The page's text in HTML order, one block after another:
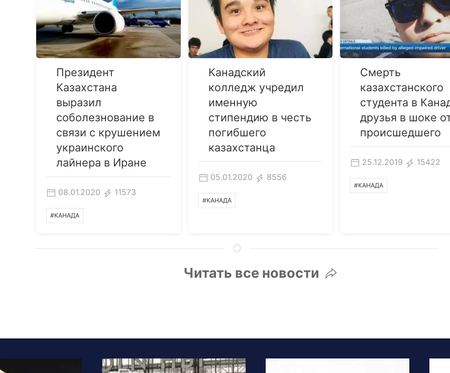
Президент
Казахстана
выразил
соболезнование в
связи с крушением
украинского
лайнера в Иране
08.01.2020 11573
#КАНАДА
Канадский
колледж учредил
именную
стипендию в честь
погибшего
казахстанца
05.01.2020 8556
#КАНАДА
Смерть
казахстанского
студента в
друзья в шоке
происшедшего
25.12.2019 15422
#КАНАДА
Читать все новости